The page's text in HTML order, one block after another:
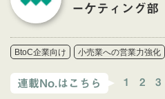
ーケティング部
連載No.はこちら 1 2 3
BtoC企業向け 小売業への営業力強化